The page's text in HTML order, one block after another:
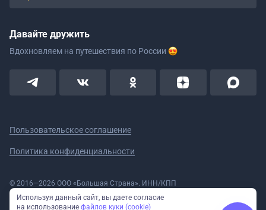
Давайте дружить
Вдохновляем на путешествия по России
Пользовательское соглашение
Политика конфиденциальности
© 2016—2026 ООО «Большая Страна». ИНН/КПП
5908078160/590801001 ОГРН 1185958020533
Номер в реестре Роскомнадзора № 59-18-006319 (Приказ № 321 от
Используя данный сайт, вы даете согласие
на использование файлов куки (cookie)